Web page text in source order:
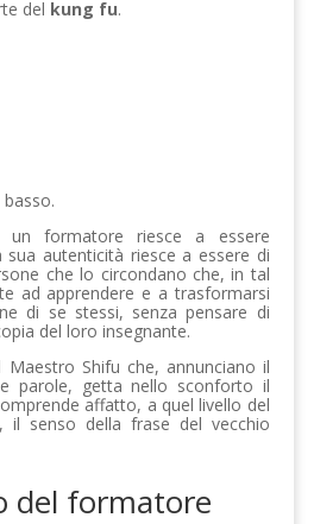
del kung fu.
formatore riesce a essere
sua autenticità riesce a essere di
che lo circondano che, in tal
ad apprendere e a trasformarsi
di se stessi, senza pensare di
del loro insegnante.
Shifu che, annunciano il
parole, getta nello sconforto il
affatto, a quel livello del
il senso della frase del vecchio
del formatore